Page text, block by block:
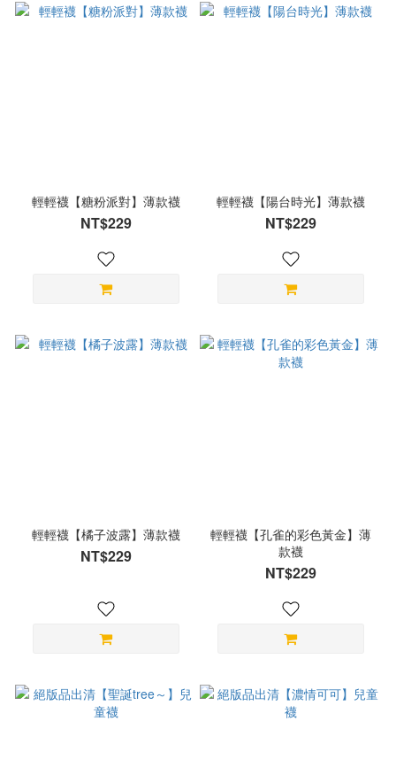
輕輕襪【糖粉派對】薄款襪
NT$229
輕輕襪【陽台時光】薄款襪
NT$229
輕輕襪【橘子波露】薄款襪
NT$229
輕輕襪【孔雀的彩色黃金】薄
款襪
NT$229